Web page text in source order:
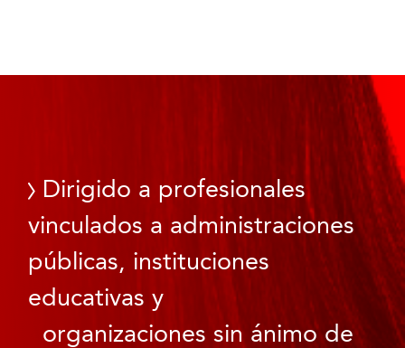
Dirigido a profesionales
vinculados a administraciones
públicas, instituciones
educativas y
organizaciones sin ánimo de